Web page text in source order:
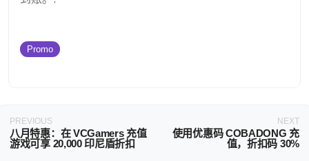
Promo
PREVIOUS
八月特惠：在 VCGamers 充值
游戏可享 20,000 印尼盾折扣
NEXT
使用优惠码 COBADONG 充
值，折扣码 30%